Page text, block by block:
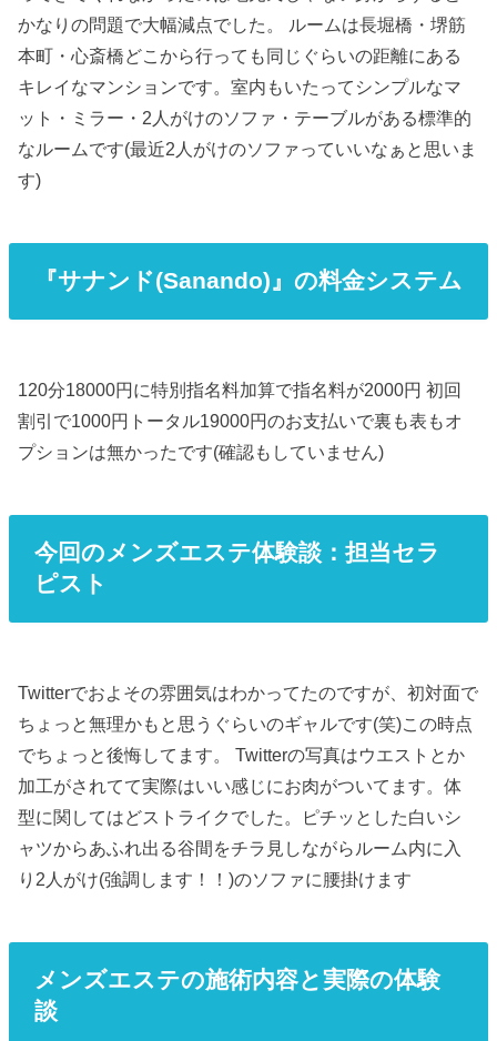
かなりの問題で大幅減点でした。 ルームは長堀橋・堺筋
本町・心斎橋どこから行っても同じぐらいの距離にある
キレイなマンションです。室内もいたってシンプルなマ
ット・ミラー・2人がけのソファ・テーブルがある標準的
なルームです(最近2人がけのソファっていいなぁと思いま
す)
『サナンド(Sanando)』の料金システム
120分18000円に特別指名料加算で指名料が2000円 初回
割引で1000円トータル19000円のお支払いで裏も表もオ
プションは無かったです(確認もしていません)
今回のメンズエステ体験談：担当セラ
ピスト
Twitterでおよその雰囲気はわかってたのですが、初対面で
ちょっと無理かもと思うぐらいのギャルです(笑)この時点
でちょっと後悔してます。 Twitterの写真はウエストとか
加工がされてて実際はいい感じにお肉がついてます。体
型に関してはどストライクでした。ピチッとした白いシ
ャツからあふれ出る谷間をチラ見しながらルーム内に入
り2人がけ(強調します！！)のソファに腰掛けます
メンズエステの施術内容と実際の体験
談